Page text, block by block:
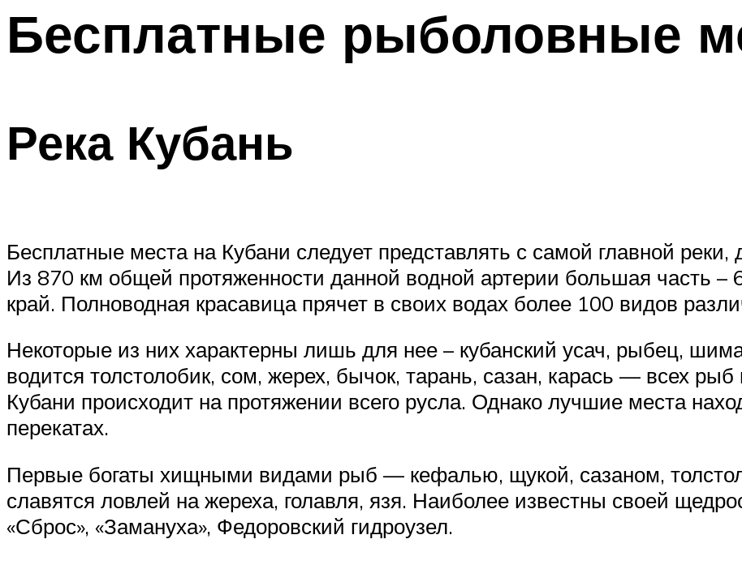
Бесплатные рыболовные
Река Кубань
Бесплатные места на Кубани следует представлять с самой главной
Из 870 км общей протяженности данной водной артерии большая часть
край. Полноводная красавица прячет в своих водах более 100 видов
Некоторые из них характерны лишь для нее – кубанский усач, рыбец,
водится толстолобик, сом, жерех, бычок, тарань, сазан, карась — всех
Кубани происходит на протяжении всего русла. Однако лучшие места
перекатах.
Первые богаты хищными видами рыб — кефалью, щукой, сазаном,
славятся ловлей на жереха, голавля, язя. Наиболее известны своей
«Сброс», «Замануха», Федоровский гидроузел.